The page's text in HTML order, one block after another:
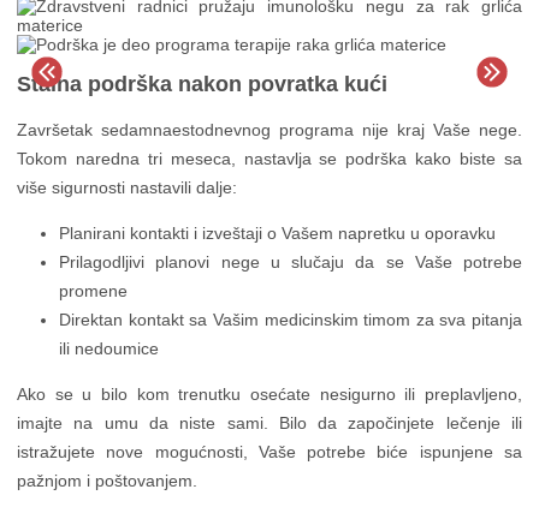
Stalna podrška nakon povratka kući
Završetak sedamnaestodnevnog programa nije kraj Vaše nege.
Tokom naredna tri meseca, nastavlja se podrška kako biste sa
više sigurnosti nastavili dalje:
Planirani kontakti i izveštaji o Vašem napretku u oporavku
Prilagodljivi planovi nege u slučaju da se Vaše potrebe
promene
Direktan kontakt sa Vašim medicinskim timom za sva pitanja
ili nedoumice
Ako se u bilo kom trenutku osećate nesigurno ili preplavljeno,
imajte na umu da niste sami. Bilo da započinjete lečenje ili
istražujete nove mogućnosti, Vaše potrebe biće ispunjene sa
pažnjom i poštovanjem.